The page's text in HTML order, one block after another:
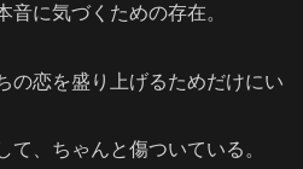
音に気づくための存在。
の恋を盛り上げるためだけにい
、ちゃんと傷ついている。